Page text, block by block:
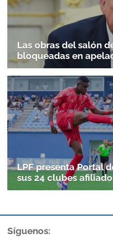
Las obras del salón
bloqueadas en
LPF presenta Portal
sus 24 clubes
Síguenos: